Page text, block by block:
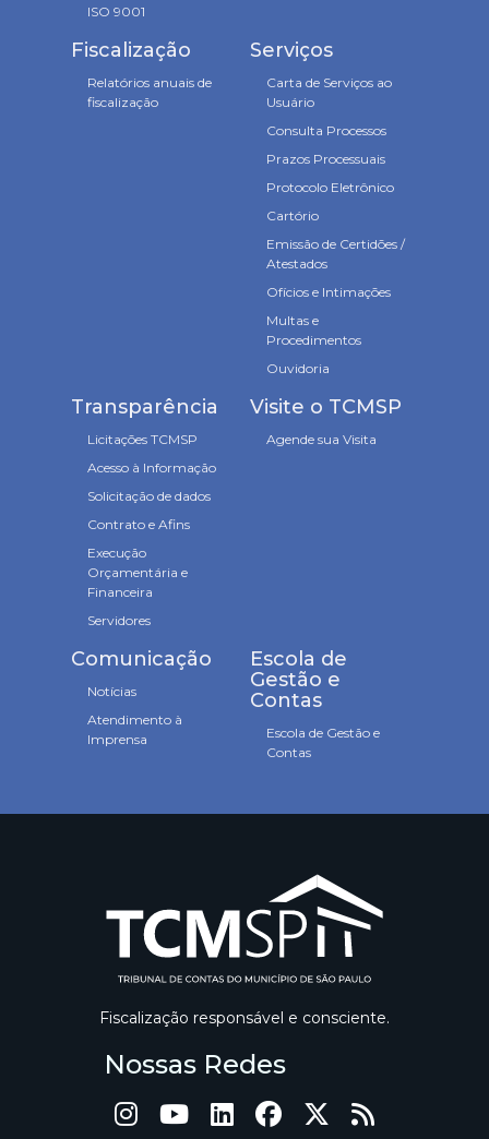
ISO 9001
Fiscalização
Relatórios anuais de
fiscalização
Serviços
Carta de Serviços ao
Usuário
Consulta Processos
Prazos Processuais
Protocolo Eletrônico
Cartório
Emissão de Certidões /
Atestados
Ofícios e Intimações
Multas e
Procedimentos
Ouvidoria
Transparência
Licitações TCMSP
Acesso à Informação
Solicitação de dados
Contrato e Afins
Execução
Orçamentária e
Financeira
Servidores
Visite o TCMSP
Agende sua Visita
Comunicação
Notícias
Atendimento à
Imprensa
Escola de
Gestão e
Contas
Escola de Gestão e
Contas
Fiscalização responsável e consciente.
Nossas Redes